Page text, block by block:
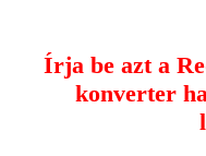
Írja be azt a
konverter